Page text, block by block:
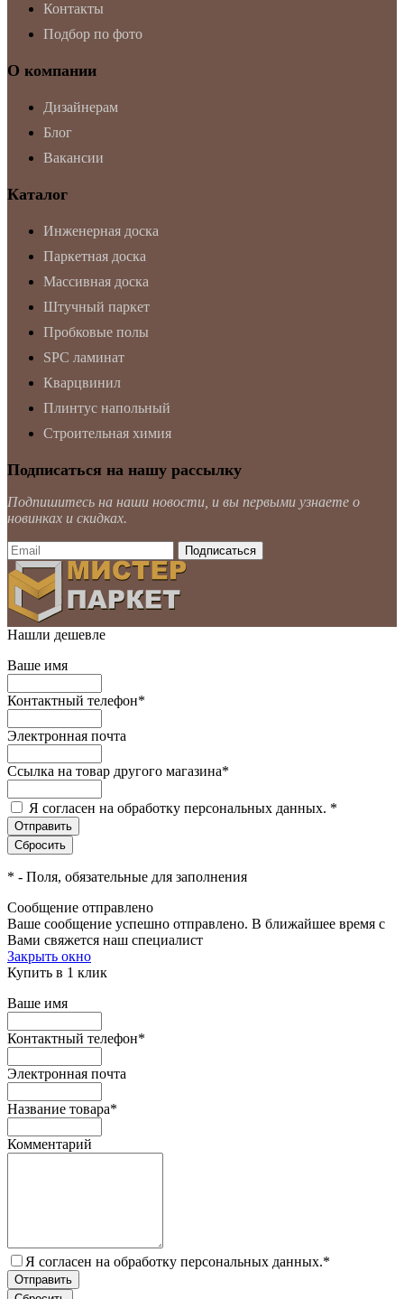
Контакты
Подбор по фото
О компании
Дизайнерам
Блог
Вакансии
Каталог
Инженерная доска
Паркетная доска
Массивная доска
Штучный паркет
Пробковые полы
SPC ламинат
Кварцвинил
Плинтус напольный
Строительная химия
Подписаться на нашу рассылку
Подпишитесь на наши новости, и вы первыми узнаете о
новинках и скидках.
Нашли дешевле
Ваше имя
Контактный телефон*
Электронная почта
Ссылка на товар другого магазина*
Я согласен на обработку персональных данных. *
* - Поля, обязательные для заполнения
Сообщение отправлено
Ваше сообщение успешно отправлено. В ближайшее время с
Вами свяжется наш специалист
Закрыть окно
Купить в 1 клик
Ваше имя
Контактный телефон*
Электронная почта
Название товара*
Комментарий
Я согласен на обработку персональных данных.*